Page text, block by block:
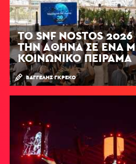
ΤΟ SNF NOSTOS
ΤΗΝ ΑΘΉΝΑ ΣΕ ΈΝΑ
ΚΟΙΝΩΝΙΚΌ ΠΕΊΡΑΜΑ
ΒΑΓΓΈΛΗΣ ΓΚΡΈΚΟ